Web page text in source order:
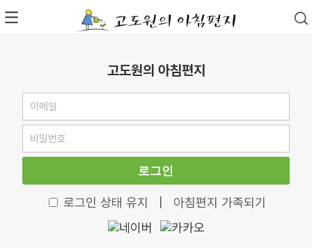
고도원의 아침편지
로그인
로그인 상태 유지 아침편지 가족되기